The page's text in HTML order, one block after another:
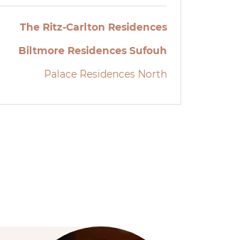
The Ritz-Carlton Residences
Biltmore Residences Sufouh
Palace Residences North